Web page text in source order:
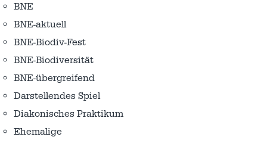
BNE
BNE-aktuell
BNE-Biodiv-Fest
BNE-Biodiversität
BNE-übergreifend
Darstellendes Spiel
Diakonisches Praktikum
Ehemalige